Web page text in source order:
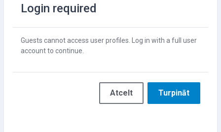
Login required
Guests cannot access user profiles. Log in with a full user
account to continue.
Atcelt Turpināt